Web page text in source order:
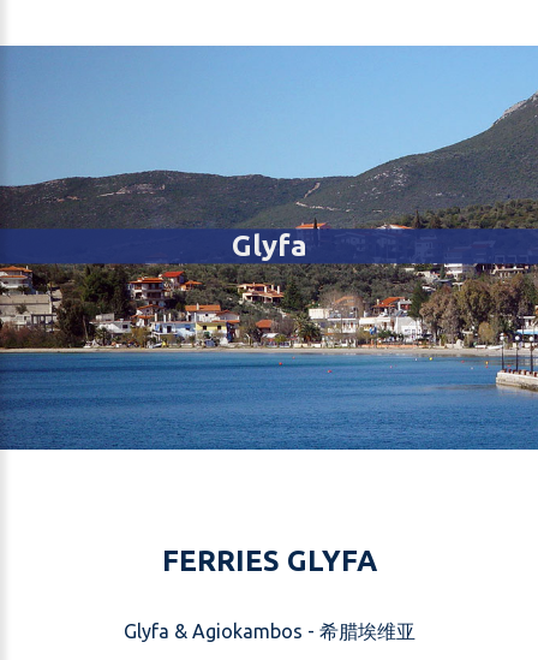
Glyfa
FERRIES GLYFA
Glyfa & Agiokambos - 希腊埃维亚